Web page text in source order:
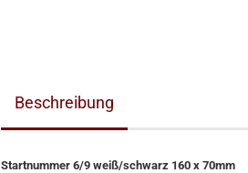
Beschreibung
Startnummer 6/9 weiß/schwarz 160 x 70mm